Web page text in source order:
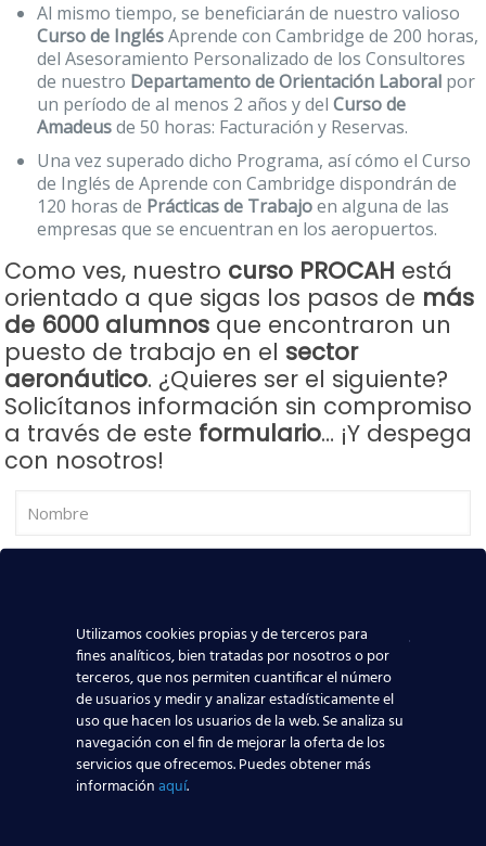
Al mismo tiempo, se beneficiarán de nuestro valioso
Curso de InglésAprende con Cambridge de 200 horas,
del Asesoramiento Personalizado de los Consultores
de nuestro Departamento de Orientación Laboral por
un período de al menos 2 años y delCurso de
Amadeusde 50 horas: Facturación y Reservas.
Una vez superado dicho Programa, así cómo el Curso
de Inglés de Aprende con Cambridge dispondrán de
120 horas de Prácticas de Trabajoen alguna de las
empresas que se encuentran en los aeropuertos.
Como ves, nuestro curso PROCAH está
orientado a que sigas los pasos de más
de 6000 alumnos que encontraron un
puesto de trabajo en el sector
aeronáutico. ¿Quieres ser el siguiente?
Solicítanos información sin compromiso
a través de este formulario… ¡Y despega
con nosotros!
Utilizamos cookies propias y de terceros para
fines analíticos, bien tratadas por nosotros o por
terceros, que nos permiten cuantificar el número
de usuarios y medir y analizar estadísticamente el
uso que hacen los usuarios de la web. Se analiza su
navegación con el fin de mejorar la oferta de los
servicios que ofrecemos. Puedes obtener más
informaciónaquí.